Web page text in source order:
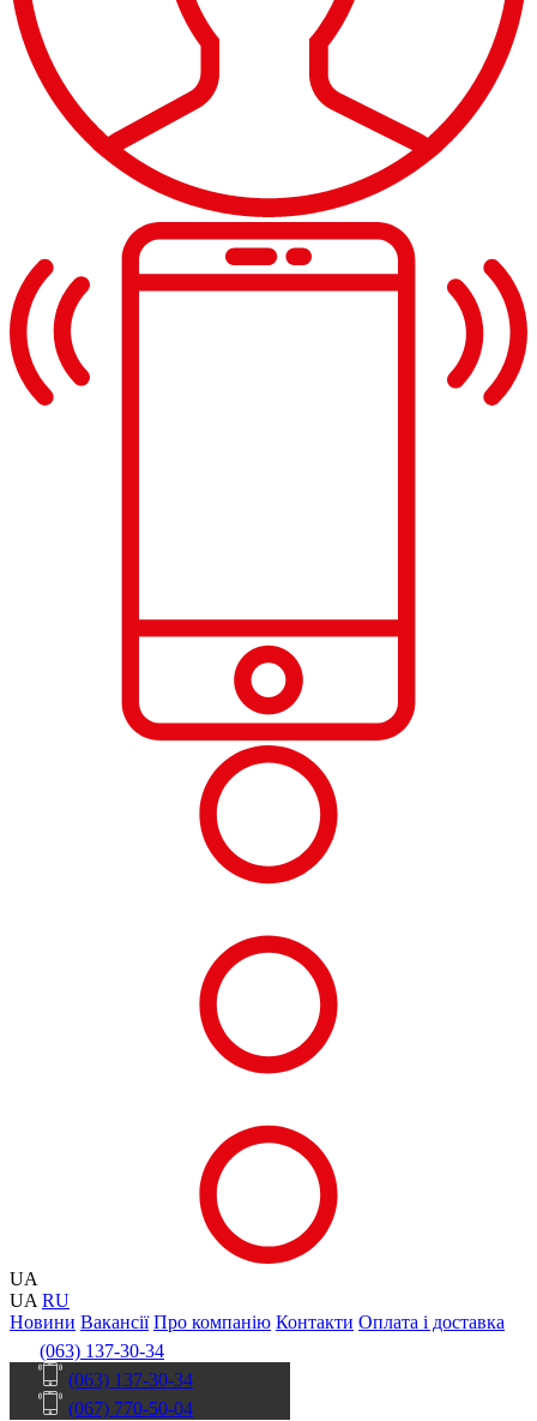
UA
UA RU
Новини Вакансії Про компанію Контакти Оплата і доставка
(063) 137-30-34
(063) 137-30-34
(067) 770-50-04